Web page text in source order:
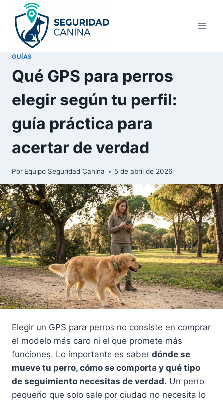
contenido
GUÍAS
Qué GPS para perros
elegir según tu perfil:
guía práctica para
acertar de verdad
Por Equipo Seguridad Canina 5 de abril de 2026
Elegir un GPS para perros no consiste en comprar
el modelo más caro ni el que promete más
funciones. Lo importante es saber dónde se
mueve tu perro, cómo se comporta y qué tipo
de seguimiento necesitas de verdad. Un perro
pequeño que solo sale por ciudad no necesita lo